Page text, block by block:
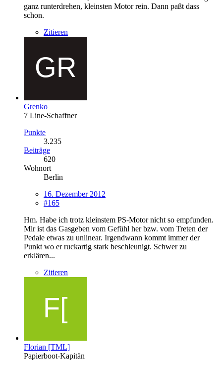
ganz runterdrehen, kleinsten Motor rein. Dann paßt dass
schon.
Zitieren
Grenko
7 Line-Schaffner
Punkte
3.235
Beiträge
620
Wohnort
Berlin
16. Dezember 2012
#165
Hm. Habe ich trotz kleinstem PS-Motor nicht so empfunden.
Mir ist das Gasgeben vom Gefühl her bzw. vom Treten der
Pedale etwas zu unlinear. Irgendwann kommt immer der
Punkt wo er ruckartig stark beschleunigt. Schwer zu
erklären...
Zitieren
Florian [TML]
Papierboot-Kapitän